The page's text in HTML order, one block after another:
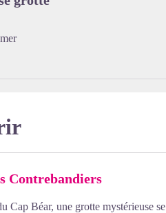
Contrebandiers
Cap Béar, une grotte mystérieuse se